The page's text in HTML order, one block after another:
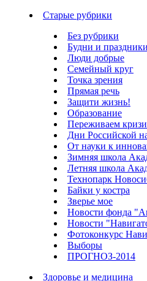
Старые рубрики
Без рубрики
Будни и праздники
Люди добрые
Семейный круг
Точка зрения
Прямая речь
Защити жизнь!
Образование
Переживаем
Дни Российской
От науки к
Зимняя школа
Летняя школа
Технопарк
Байки у костра
Зверье мое
Новости фонда
Новости
Фотоконкурс
Выборы
ПРОГНОЗ-2014
Здоровье и медицина